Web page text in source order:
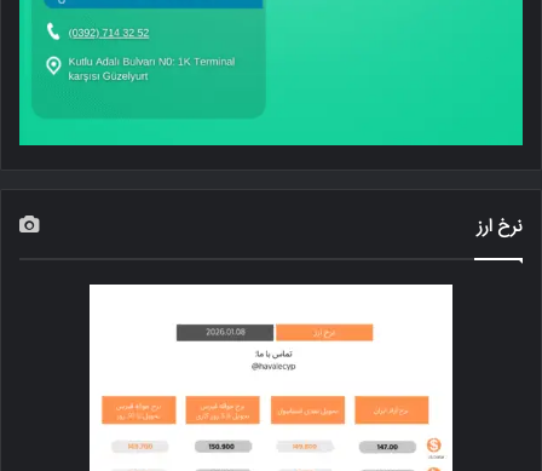
نرخ ارز